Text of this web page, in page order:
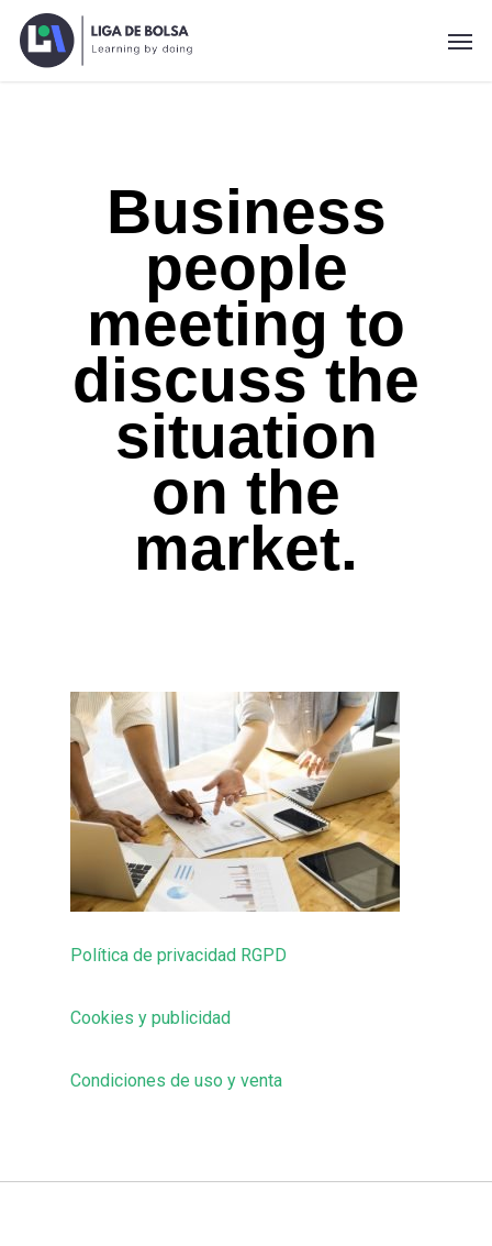
Skip
Business
people
meeting to
discuss the
situation
on the
market.
Política de privacidad RGPD
Cookies y publicidad
Condiciones de uso y venta